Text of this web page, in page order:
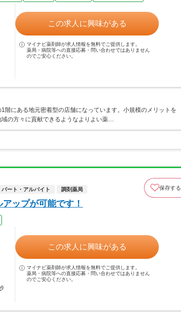
この求人に興味がある
マイナビ薬剤師が求人情報を無料でご提供します。
薬局・病院等への直接応募・問い合わせではありません
のでご安心ください。
にある地元密着型の店舗になっています。小規模のメリットを
の方々に貢献できるようなよりよい薬…
パート・アルバイト 調剤薬局 保存する
ップが可能です！
この求人に興味がある
マイナビ薬剤師が求人情報を無料でご提供します。
薬局・病院等への直接応募・問い合わせではありません
のでご安心ください。